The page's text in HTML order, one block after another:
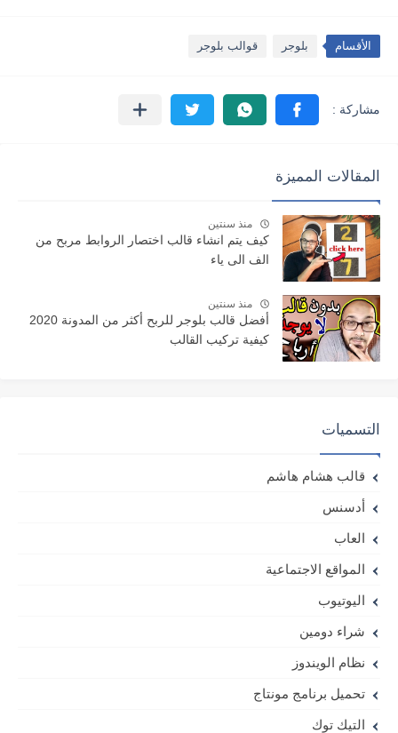
الأقسام بلوجر قوالب بلوجر
المقالات المميزة
منذ سنتين
كيف يتم انشاء قالب اختصار الروابط مربح من
الف الى ياء
منذ سنتين
أفضل قالب بلوجر للربح أكثر من المدونة 2020
كيفية تركيب القالب
التسميات
قالب هشام هاشم
أدسنس
العاب
المواقع الاجتماعية
اليوتيوب
شراء دومين
نظام الويندوز
تحميل برنامج مونتاج
التيك توك